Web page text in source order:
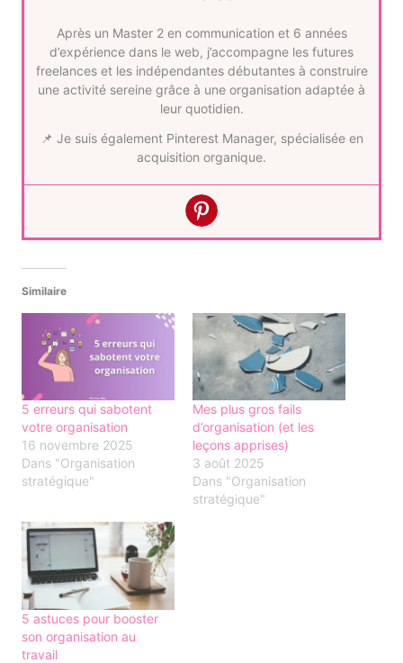
Après un Master 2 en communication et 6 années
d’expérience dans le web, j’accompagne les futures
freelances et les indépendantes débutantes à construire
une activité sereine grâce à une organisation adaptée à
leur quotidien.
📌 Je suis également Pinterest Manager, spécialisée en
acquisition organique.
Similaire
5 erreurs qui sabotent
votre organisation
16 novembre 2025
Dans "Organisation
stratégique"
Mes plus gros fails
d’organisation (et les
leçons apprises)
3 août 2025
Dans "Organisation
stratégique"
5 astuces pour booster
son organisation au
travail